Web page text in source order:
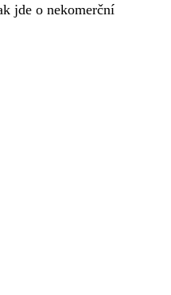
jde o nekomerční